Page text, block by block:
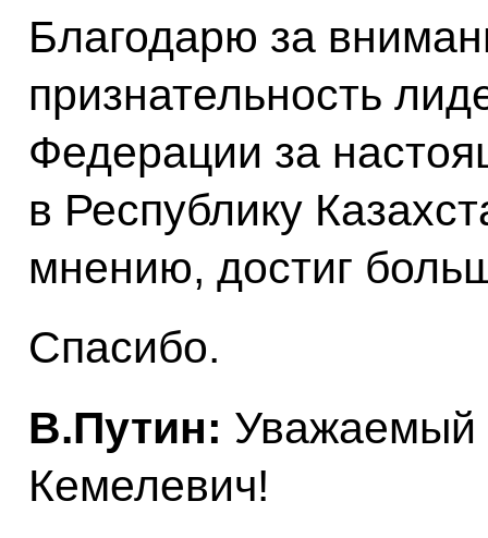
Благодарю за
признательность
Федерации за
в Республику
мнению, достиг
Спасибо.
В.Путин:
Кемелевич!